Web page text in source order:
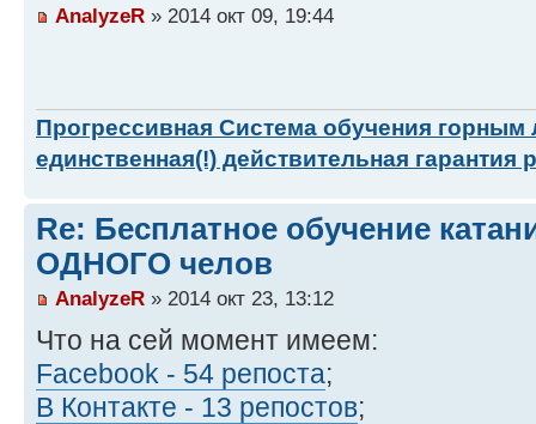
AnalyzeR » 2014 окт 09, 19:44
Прогрессивная Система обучения
единственная(!) действительная гарантия
Re: Бесплатное обучение
ОДНОГО челов
AnalyzeR » 2014 окт 23, 13:12
Что на сей момент имеем:
Facebook - 54 репоста;
В Контакте - 13 репостов;